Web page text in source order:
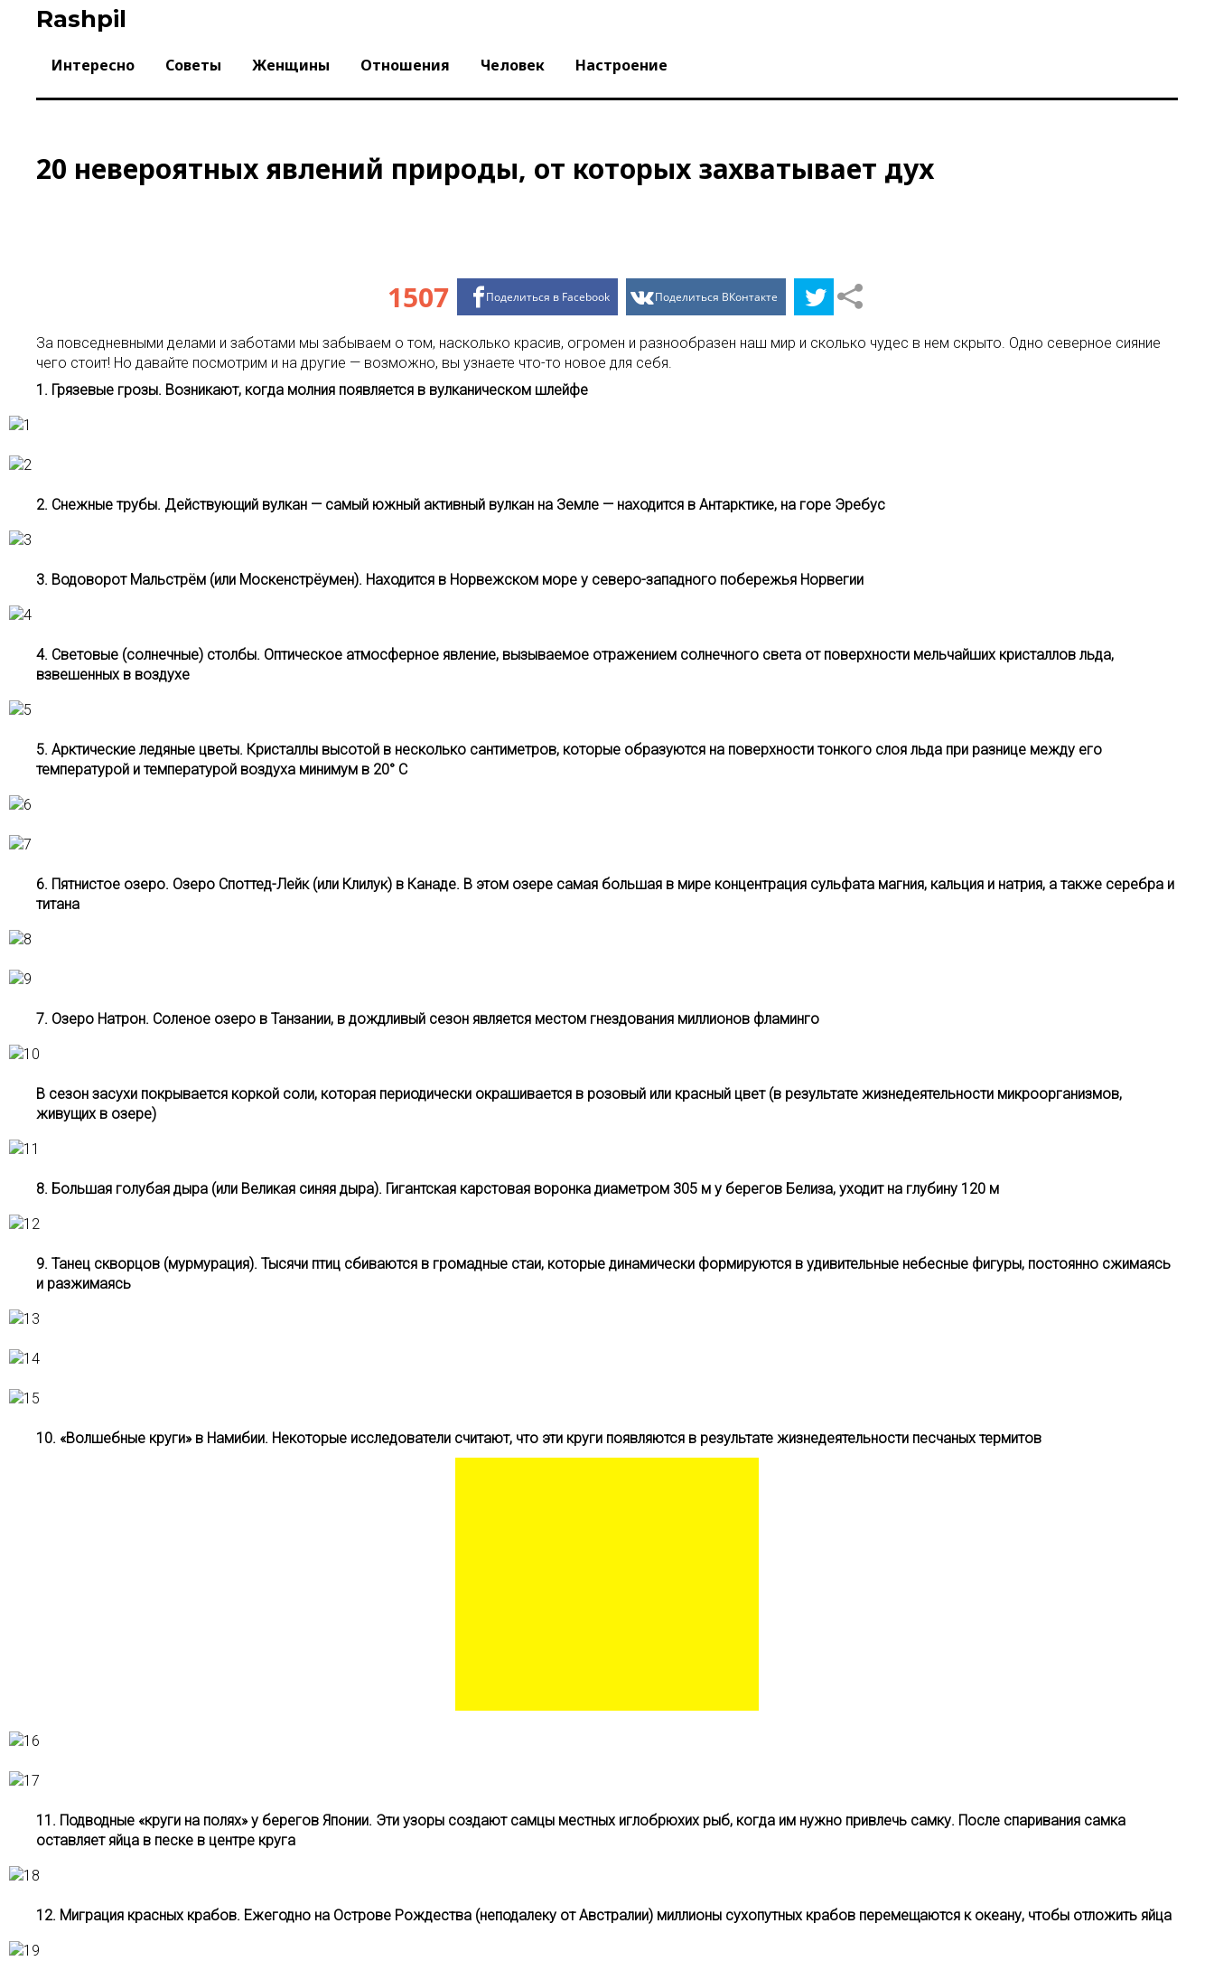
Rashpil
Интересно Советы Женщины Отношения Человек Настроение
20 невероятных явлений природы, от которых захватывает дух
1507 Поделиться в Facebook Поделиться ВКонтакте
За повседневными делами и заботами мы забываем о том, насколько красив, огромен и разнообразен наш мир и сколько чудес в нем скрыто. Одно северное сияние
чего стоит! Но давайте посмотрим и на другие — возможно, вы узнаете что-то новое для себя.
1. Грязевые грозы. Возникают, когда молния появляется в вулканическом шлейфе
2. Снежные трубы. Действующий вулкан — самый южный активный вулкан на Земле — находится в Антарктике, на горе Эребус
3. Водоворот Мальстрём (или Москенстрёумен). Находится в Норвежском море у северо-западного побережья Норвегии
4. Световые (солнечные) столбы. Оптическое атмосферное явление, вызываемое отражением солнечного света от поверхности мельчайших кристаллов льда,
взвешенных в воздухе
5. Арктические ледяные цветы. Кристаллы высотой в несколько сантиметров, которые образуются на поверхности тонкого слоя льда при разнице между его
температурой и температурой воздуха минимум в 20° С
6. Пятнистое озеро. Озеро Споттед-Лейк (или Клилук) в Канаде. В этом озере самая большая в мире концентрация сульфата магния, кальция и натрия, а также серебра и
титана
7. Озеро Натрон. Соленое озеро в Танзании, в дождливый сезон является местом гнездования миллионов фламинго
В сезон засухи покрывается коркой соли, которая периодически окрашивается в розовый или красный цвет (в результате жизнедеятельности микроорганизмов,
живущих в озере)
8. Большая голубая дыра (или Великая синяя дыра). Гигантская карстовая воронка диаметром 305 м у берегов Белиза, уходит на глубину 120 м
9. Танец скворцов (мурмурация). Тысячи птиц сбиваются в громадные стаи, которые динамически формируются в удивительные небесные фигуры, постоянно сжимаясь
и разжимаясь
10. «Волшебные круги» в Намибии. Некоторые исследователи считают, что эти круги появляются в результате жизнедеятельности песчаных термитов
11. Подводные «круги на полях» у берегов Японии. Эти узоры создают самцы местных иглобрюхих рыб, когда им нужно привлечь самку. После спаривания самка
оставляет яйца в песке в центре круга
12. Миграция красных крабов. Ежегодно на Острове Рождества (неподалеку от Австралии) миллионы сухопутных крабов перемещаются к океану, чтобы отложить яйца